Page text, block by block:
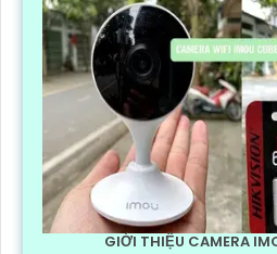
GIỚI THIỆU CAMERA